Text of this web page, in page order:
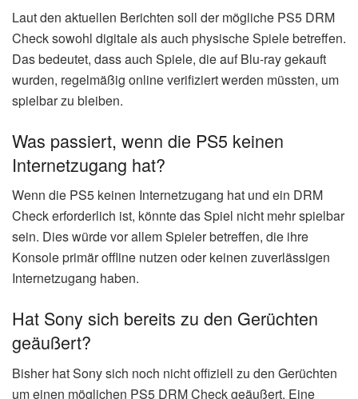
Laut den aktuellen Berichten soll der mögliche PS5 DRM
Check sowohl digitale als auch physische Spiele betreffen.
Das bedeutet, dass auch Spiele, die auf Blu-ray gekauft
wurden, regelmäßig online verifiziert werden müssten, um
spielbar zu bleiben.
Was passiert, wenn die PS5 keinen
Internetzugang hat?
Wenn die PS5 keinen Internetzugang hat und ein DRM
Check erforderlich ist, könnte das Spiel nicht mehr spielbar
sein. Dies würde vor allem Spieler betreffen, die ihre
Konsole primär offline nutzen oder keinen zuverlässigen
Internetzugang haben.
Hat Sony sich bereits zu den Gerüchten
geäußert?
Bisher hat Sony sich noch nicht offiziell zu den Gerüchten
um einen möglichen PS5 DRM Check geäußert. Eine